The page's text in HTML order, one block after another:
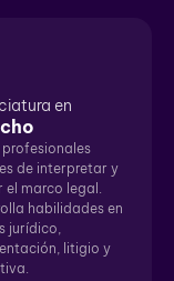
en
profesionales
de interpretar y
el marco legal.
habilidades en
jurídico,
litigio y